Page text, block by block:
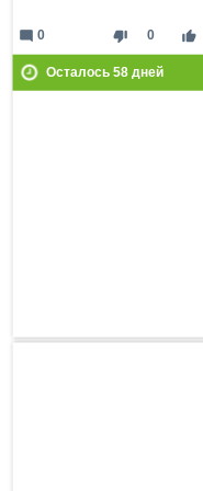
thumb_down 0 thumb_up
mode_comment 0
Осталось 58дней